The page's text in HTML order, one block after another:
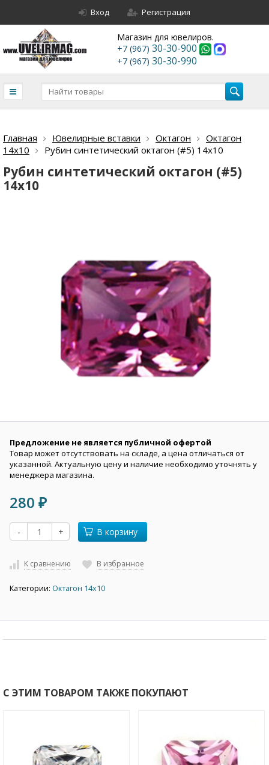
Вход Регистрация
Магазин для ювелиров.
+7 (967) 30-30-900
+7 (967) 30-30-990
Главная Ювелирные вставки Октагон
Октагон
14х10
Рубин синтетический октагон (#5) 14х10
Рубин синтетический октагон (#5)
14х10
Предложение не является публичной офертой
Товар может отсутствовать на складе, а цена отличаться от
указанной. Актуальную цену и наличие необходимо уточнять у
менеджера магазина.
280 ₽
- + В корзину
К сравнению В избранное
Категории: Октагон 14х10
С ЭТИМ ТОВАРОМ ТАКЖЕ ПОКУПАЮТ